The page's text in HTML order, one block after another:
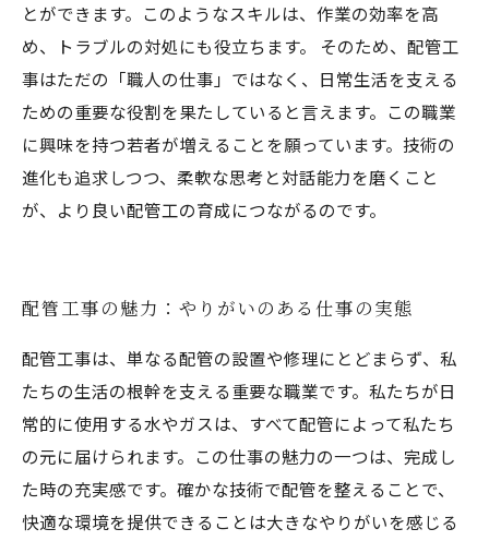
とができます。このようなスキルは、作業の効率を高
め、トラブルの対処にも役立ちます。 そのため、配管工
事はただの「職人の仕事」ではなく、日常生活を支える
ための重要な役割を果たしていると言えます。この職業
に興味を持つ若者が増えることを願っています。技術の
進化も追求しつつ、柔軟な思考と対話能力を磨くこと
が、より良い配管工の育成につながるのです。
配管工事の魅力：やりがいのある仕事の実態
配管工事は、単なる配管の設置や修理にとどまらず、私
たちの生活の根幹を支える重要な職業です。私たちが日
常的に使用する水やガスは、すべて配管によって私たち
の元に届けられます。この仕事の魅力の一つは、完成し
た時の充実感です。確かな技術で配管を整えることで、
快適な環境を提供できることは大きなやりがいを感じる